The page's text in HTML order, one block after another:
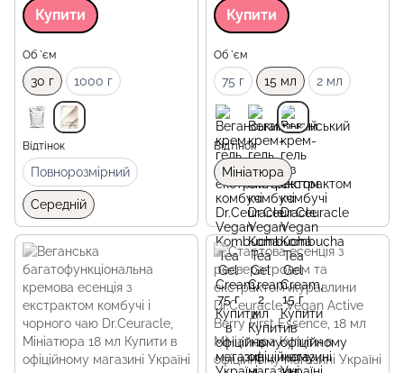
Купити
Об `єм
30 г 1000 г
Відтінок
Повнорозмірний
Середній
Купити
Об `єм
75 г 15 мл 2 мл
Відтінок
Мініатюра